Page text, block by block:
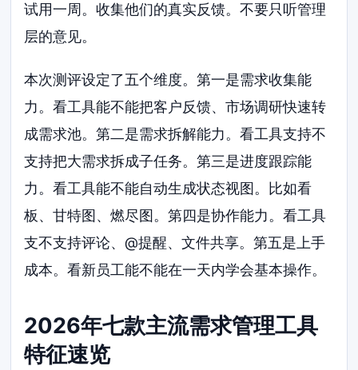
试用一周。收集他们的真实反馈。不要只听管理
层的意见。
本次测评设定了五个维度。第一是需求收集能
力。看工具能不能把客户反馈、市场调研快速转
成需求池。第二是需求拆解能力。看工具支持不
支持把大需求拆成子任务。第三是进度跟踪能
力。看工具能不能自动生成状态视图。比如看
板、甘特图、燃尽图。第四是协作能力。看工具
支不支持评论、@提醒、文件共享。第五是上手
成本。看新员工能不能在一天内学会基本操作。
2026年七款主流需求管理工具
特征速览